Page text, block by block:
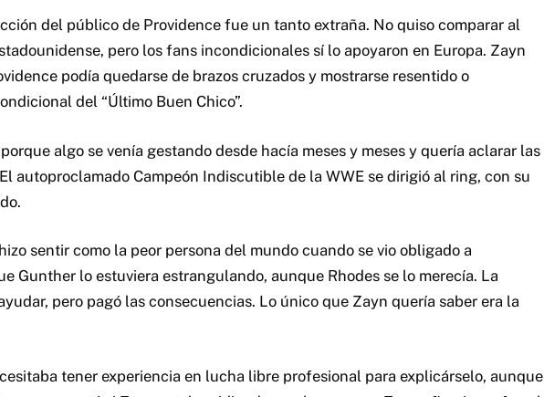
del público de Providence fue un tanto extraña. No quiso comparar al
pero los fans incondicionales sí lo apoyaron en Europa. Zayn
podía quedarse de brazos cruzados y mostrarse resentido o
del “Último Buen Chico”.
algo se venía gestando desde hacía meses y meses y quería aclarar las
autoproclamado Campeón Indiscutible de la WWE se dirigió al ring, con su
sentir como la peor persona del mundo cuando se vio obligado a
Gunther lo estuviera estrangulando, aunque Rhodes se lo merecía. La
pero pagó las consecuencias. Lo único que Zayn quería saber era la
tener experiencia en lucha libre profesional para explicárselo, aunque